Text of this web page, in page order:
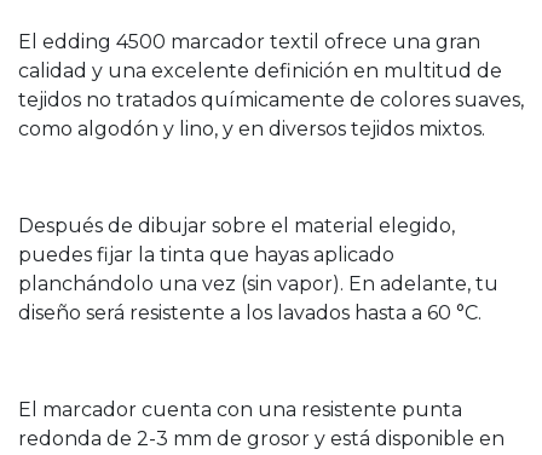
El edding 4500 marcador textil ofrece una gran
calidad y una excelente definición en multitud de
tejidos no tratados químicamente de colores suaves,
como algodón y lino, y en diversos tejidos mixtos.
Después de dibujar sobre el material elegido,
puedes fijar la tinta que hayas aplicado
planchándolo una vez (sin vapor). En adelante, tu
diseño será resistente a los lavados hasta a 60 °C.
El marcador cuenta con una resistente punta
redonda de 2-3 mm de grosor y está disponible en